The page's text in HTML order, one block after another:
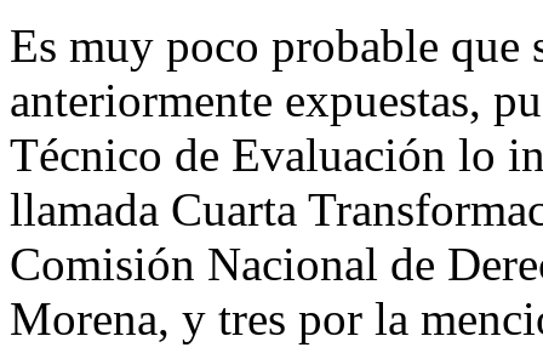
Es muy poco probable que
anteriormente expuestas,
Técnico de Evaluación lo
llamada Cuarta
Comisión Nacional de
Morena, y tres por la